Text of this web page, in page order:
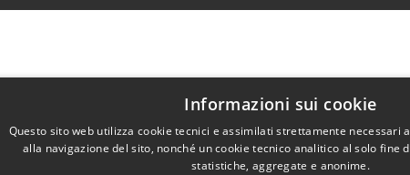
Informazioni sui cookie
Questo sito web utilizza cookie tecnici e assimilati strettamente necessari
alla navigazione del sito, nonché un cookie tecnico analitico al solo fine
statistiche, aggregate e anonime.